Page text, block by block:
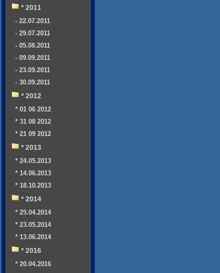
* 2011
- 22.07.2011
- 29.07.2011
- 05.08.2011
- 09.09.2011
- 23.09.2011
- 30.09.2011
* 2012
* 01 06 2012
* 31 08 2012
* 21 09 2012
* 2013
* 24.05.2013
* 14.06.2013
* 18.10.2013
* 2014
* 25.04.2014
* 23.05.2014
* 13.06.2014
* 2016
* 20.04.2016